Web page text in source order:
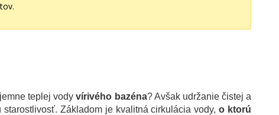
teplej vodyvírivého bazéna? Avšak udržanie čistej a
Základom je kvalitná cirkulácia vody,o ktorú